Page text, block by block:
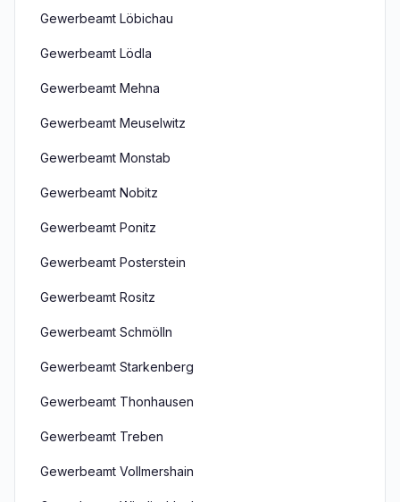
Gewerbeamt Löbichau
Gewerbeamt Lödla
Gewerbeamt Mehna
Gewerbeamt Meuselwitz
Gewerbeamt Monstab
Gewerbeamt Nobitz
Gewerbeamt Ponitz
Gewerbeamt Posterstein
Gewerbeamt Rositz
Gewerbeamt Schmölln
Gewerbeamt Starkenberg
Gewerbeamt Thonhausen
Gewerbeamt Treben
Gewerbeamt Vollmershain